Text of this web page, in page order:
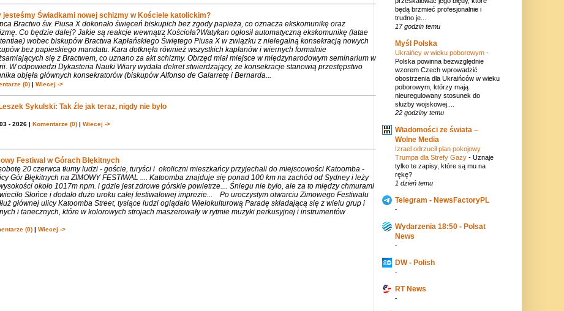
jesteśmy Świadkami nowej schizmy w Kościele katolickim?
Bractwo św. Piusa X dokonało święceń biskupich bez zgody papieża, co oznacza ekskomunikę oraz
Co będzie dalej? Jakie są reakcje wewnątrz Kościoła?Watykan ogłosił automatyczną ekskomunikę (latae
wobec biskupów Bractwa Kapłańskiego Świętego Piusa X w związku z nielegalną konsekracją nowych
bez papieskiego mandatu. Kara dotknęła również wszystkich kapłanów i wiernych formalnie
się z Bractwem, co uznano za akt schizmy. Obrzęd miał miejsce w międzynarodowym seminarium w
W odpowiedzi Dykasteria Nauki Wiary wydała dekret stwierdzający, że konsekracje stanowią przestępstwo
objęła głównych konsekratorów (biskupów Alfonso de Galarretę i Bernarda...
(0)| Wiecej ->
Sykulski: Tak źle jak teraz, nigdy nie było
- 2026 | Komentarze (0)| Wiecej ->
Festiwal w Górach Błękitnych
20 czerwca tłumy ludzi - goście, turyści i okoliczni mieszkańcy przyjechali do miejscowości Katoomba -
Gór Błękitnych na ZIMOWY FESTIWAL .... Katoomba znajduje się ponad 100 km na zachód od Sydney i leży
około 1017m npm. i gdzie jest zdrowe górskie powietrze.... Śniegu nie było, ale za to między chmurami
Słońce i dodało dużo uroku całej festiwalowej imprezie... Po uroczystym otwarciu Zimowego Festiwalu
głównej ulicy Katoomba Street, tysiące ludzi oglądało Wielokulturową Paradę składającą się z wielu grup i
i tanecznych, które w kolorowych strojach maszerowały w rytmie muzyki perkusyjnej i instrumentów
(0)| Wiecej ->
będą brzmieć profesjonalnie i
trudno je...
17 godzin temu
Myśl Polska
Ukraińcy w wieku poborowym -
Polska powinna bezwzględnie
wzorem Czech wprowadzić
obostrzenia dla Ukraińców w wieku
poborowym, którzy mają
nieuregulowany stosunek do
służby wojskowej....
22 godziny temu
Wiadomości ze świata –
Wolne Media
Izrael odrzucił plan pokojowy
Trumpa dla Strefy Gazy - Uznaje
tylko te zapisy, które są mu na
rękę?
1 dzień temu
Telegram - NewsFactoryPL
-
Wydarzenia 18:50 - Polsat
News
-
DW - Polish
-
RT News
-